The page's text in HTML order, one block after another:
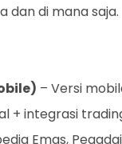
dan di mana saja.
– Versi
+ integrasi
Emas,